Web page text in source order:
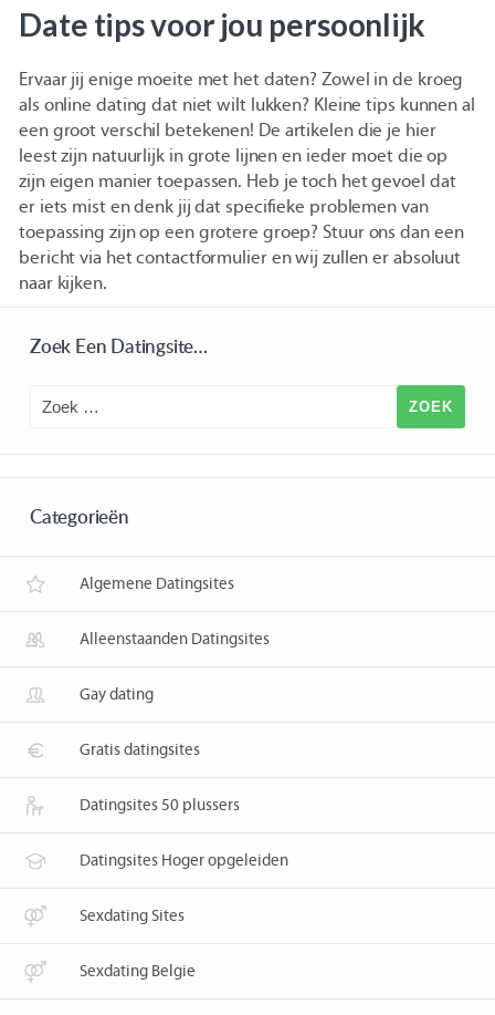
Date tips voor jou persoonlijk
Ervaar jij enige moeite met het daten? Zowel in de kroeg
als online dating dat niet wilt lukken? Kleine tips kunnen al
een groot verschil betekenen! De artikelen die je hier
leest zijn natuurlijk in grote lijnen en ieder moet die op
zijn eigen manier toepassen. Heb je toch het gevoel dat
er iets mist en denk jij dat specifieke problemen van
toepassing zijn op een grotere groep? Stuur ons dan een
bericht via het contactformulier en wij zullen er absoluut
naar kijken.
Zoek Een Datingsite…
Categorieën
Algemene Datingsites
Alleenstaanden Datingsites
Gay dating
Gratis datingsites
Datingsites 50 plussers
Datingsites Hoger opgeleiden
Sexdating Sites
Sexdating Belgie